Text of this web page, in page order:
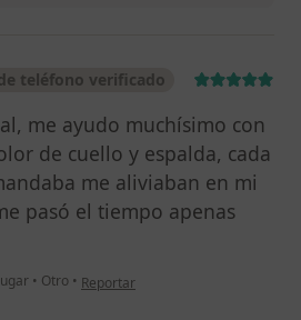
teléfono verificado
me ayudo muchísimo con
de cuello y espalda, cada
me aliviaban en mi
pasó el tiempo apenas
• Otro • en opinión del usuario Sheila
Reportar